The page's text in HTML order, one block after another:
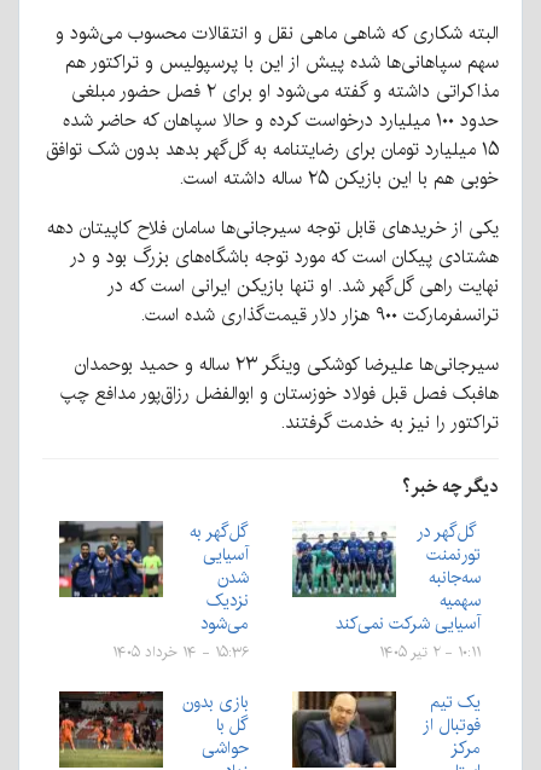
البته شکاری که شاهی ماهی نقل و انتقالات محسوب می‌شود و
سهم سپاهانی‌ها شده پیش از این با پرسپولیس و تراکتور هم
مذاکراتی داشته و گفته می‌شود او برای ۲ فصل حضور مبلغی
حدود ۱۰۰ میلیارد درخواست کرده و حالا سپاهان که حاضر شده
۱۵ میلیارد تومان برای رضایتنامه به گل‌گهر بدهد بدون شک توافق
خوبی هم با این بازیکن ۲۵ ساله داشته است.
یکی از خریدهای قابل توجه سیرجانی‌ها سامان فلاح کاپیتان دهه
هشتادی پیکان است که مورد توجه باشگاه‌های بزرگ بود و در
نهایت راهی گل‌گهر شد. او تنها بازیکن ایرانی است که در
ترانسفرمارکت ۹۰۰ هزار دلار قیمت‌گذاری شده است.
سیرجانی‌ها علیرضا کوشکی وینگر ۲۳ ساله و حمید بوحمدان
هافبک فصل قبل فولاد خوزستان و ابوالفضل رزاق‌پور مدافع چپ
تراکتور را نیز به خدمت گرفتند.
دیگر چه خبر؟
گل‌گهر در
تورنمنت
سه‌جانبه
سهمیه
آسیایی شرکت نمی‌کند
۱۰:۱۱ - ۲ تیر ۱۴۰۵
گل‌گهر به
آسیایی
شدن
نزدیک
می‌شود
۱۵:۳۶ - ۱۴ خرداد ۱۴۰۵
یک تیم
فوتبال از
مرکز
بازی بدون
گل با
حواشی